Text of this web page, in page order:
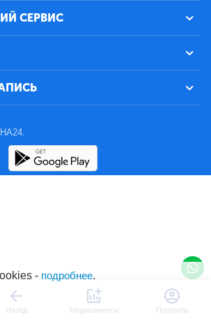
СЕРВИС
Назад Медикаменты Профиль
- подробнее.